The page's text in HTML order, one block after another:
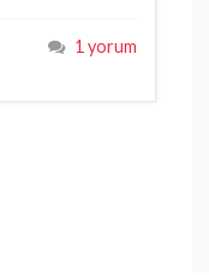
1 yorum